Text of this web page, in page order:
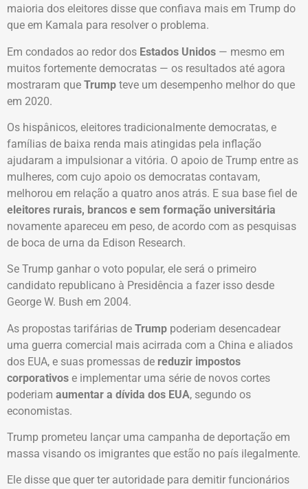
maioria dos eleitores disse que confiava mais em Trump do
que em Kamala para resolver o problema.
Em condados ao redor dos Estados Unidos — mesmo em
muitos fortemente democratas — os resultados até agora
mostraram que Trump teve um desempenho melhor do que
em 2020.
Os hispânicos, eleitores tradicionalmente democratas, e
famílias de baixa renda mais atingidas pela inflação
ajudaram a impulsionar a vitória. O apoio de Trump entre as
mulheres, com cujo apoio os democratas contavam,
melhorou em relação a quatro anos atrás. E sua base fiel de
eleitores rurais, brancos e sem formação universitária
novamente apareceu em peso, de acordo com as pesquisas
de boca de urna da Edison Research.
Se Trump ganhar o voto popular, ele será o primeiro
candidato republicano à Presidência a fazer isso desde
George W. Bush em 2004.
As propostas tarifárias de Trump poderiam desencadear
uma guerra comercial mais acirrada com a China e aliados
dos EUA, e suas promessas de reduzir impostos
corporativos e implementar uma série de novos cortes
poderiam aumentar a dívida dos EUA, segundo os
economistas.
Trump prometeu lançar uma campanha de deportação em
massa visando os imigrantes que estão no país ilegalmente.
Ele disse que quer ter autoridade para demitir funcionários